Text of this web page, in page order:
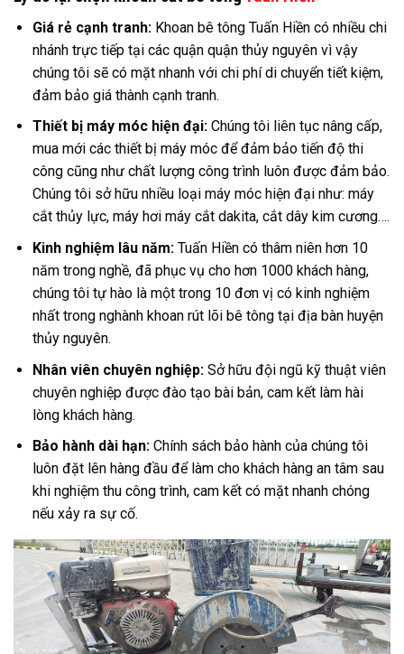
Giá rẻ cạnh tranh:Khoan bê tông Tuấn Hiền có nhiều chi
nhánh trực tiếp tại các quận quận thủy nguyên vì vậy
chúng tôi sẽ có mặt nhanh với chi phí di chuyển tiết kiệm,
đảm bảo giá thành cạnh tranh.
Thiết bị máy móc hiện đại:Chúng tôi liên tục nâng cấp,
mua mới các thiết bị máy móc để đảm bảo tiến độ thi
công cũng như chất lượng công trình luôn được đảm bảo.
Chúng tôi sở hữu nhiều loại máy móc hiện đại như: máy
cắt thủy lực, máy hơi máy cắt dakita, cắt dây kim cương….
Kinh nghiệm lâu năm:Tuấn Hiền có thâm niên hơn 10
năm trong nghề, đã phục vụ cho hơn 1000 khách hàng,
chúng tôi tự hào là một trong 10 đơn vị có kinh nghiệm
nhất trong nghành khoan rút lõi bê tông tại địa bàn huyện
thủy nguyên.
Nhân viên chuyên nghiệp:Sở hữu đội ngũ kỹ thuật viên
chuyên nghiệp được đào tạo bài bản, cam kết làm hài
lòng khách hàng.
Bảo hành dài hạn:Chính sách bảo hành của chúng tôi
luôn đặt lên hàng đầu để làm cho khách hàng an tâm sau
khi nghiệm thu công trình, cam kết có mặt nhanh chóng
nếu xảy ra sự cố.